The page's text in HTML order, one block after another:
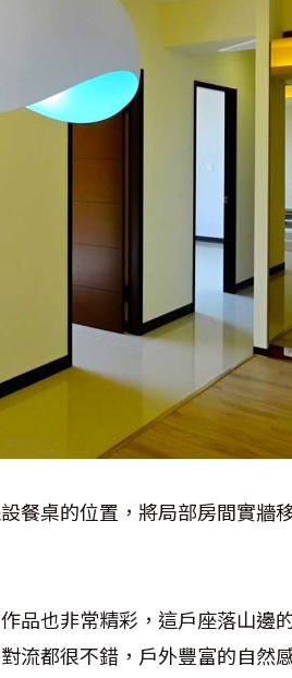
餐桌的位置，將局部房間實牆
品也非常精彩，這戶座落山邊
流都很不錯，戶外豐富的自然